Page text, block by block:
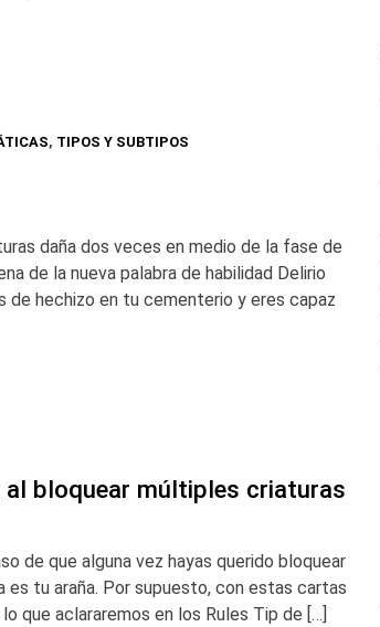
, TIPOS Y SUBTIPOS
daña dos veces en medio de la fase de
de la nueva palabra de habilidad Delirio
hechizo en tu cementerio y eres capaz
bloquear múltiples criaturas
de que alguna vez hayas querido bloquear
tu araña. Por supuesto, con estas cartas
que aclararemos en los Rules Tip de […]